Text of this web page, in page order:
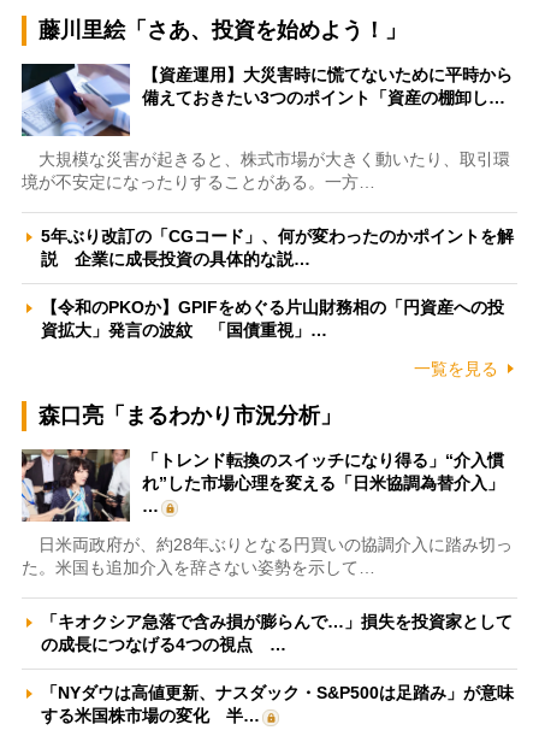
藤川里絵「さあ、投資を始めよう！」
【資産運用】大災害時に慌てないために平時から
備えておきたい3つのポイント「資産の棚卸し…
大規模な災害が起きると、株式市場が大きく動いたり、取引環
境が不安定になったりすることがある。一方…
5年ぶり改訂の「CGコード」、何が変わったのかポイントを解
説 企業に成長投資の具体的な説…
【令和のPKOか】GPIFをめぐる片山財務相の「円資産への投
資拡大」発言の波紋 「国債重視」…
一覧を見る
森口亮「まるわかり市況分析」
「トレンド転換のスイッチになり得る」“介入慣
れ”した市場心理を変える「日米協調為替介入」
…
日米両政府が、約28年ぶりとなる円買いの協調介入に踏み切っ
た。米国も追加介入を辞さない姿勢を示して…
「キオクシア急落で含み損が膨らんで…」損失を投資家として
の成長につなげる4つの視点 …
「NYダウは高値更新、ナスダック・S&P500は足踏み」が意味
する米国株市場の変化 半…